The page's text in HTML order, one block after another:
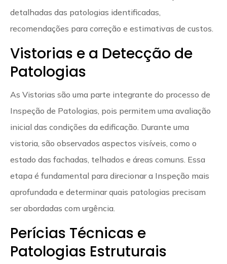
detalhadas das patologias identificadas,
recomendações para correção e estimativas de custos.
Vistorias e a Detecção de
Patologias
As Vistorias são uma parte integrante do processo de
Inspeção de Patologias, pois permitem uma avaliação
inicial das condições da edificação. Durante uma
vistoria, são observados aspectos visíveis, como o
estado das fachadas, telhados e áreas comuns. Essa
etapa é fundamental para direcionar a Inspeção mais
aprofundada e determinar quais patologias precisam
ser abordadas com urgência.
Perícias Técnicas e
Patologias Estruturais